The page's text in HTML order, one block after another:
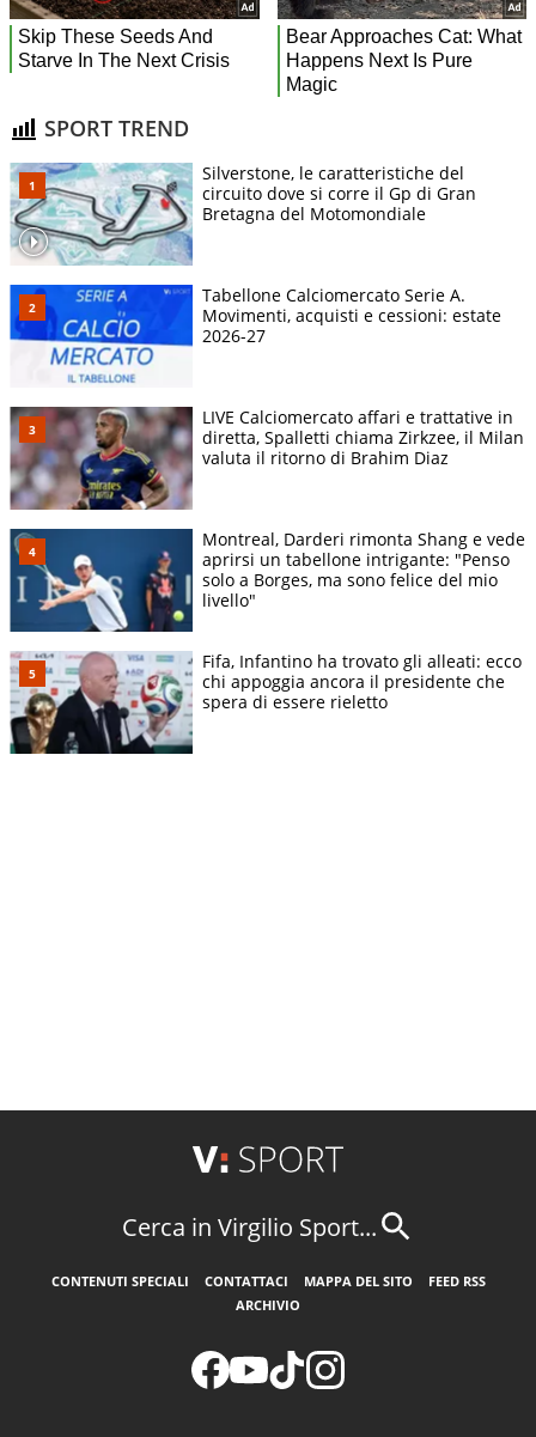
SPORT TREND
Silverstone, le caratteristiche del
circuito dove si corre il Gp di Gran
Bretagna del Motomondiale
Tabellone Calciomercato Serie A.
Movimenti, acquisti e cessioni: estate
2026-27
LIVE Calciomercato affari e trattative in
diretta, Spalletti chiama Zirkzee, il Milan
valuta il ritorno di Brahim Diaz
Montreal, Darderi rimonta Shang e vede
aprirsi un tabellone intrigante: "Penso
solo a Borges, ma sono felice del mio
livello"
Fifa, Infantino ha trovato gli alleati: ecco
chi appoggia ancora il presidente che
spera di essere rieletto
Cerca in Virgilio Sport...
CONTENUTI SPECIALI CONTATTACI MAPPA DEL SITO
FEED RSS
ARCHIVIO